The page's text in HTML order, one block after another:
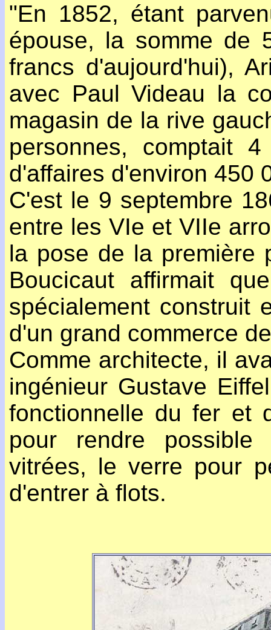
"En 1852, étant
épouse, la somme de
francs d'aujourd'hui),
avec Paul Videau la
magasin de la rive
personnes, comptait
d'affaires d'environ 450
C'est le 9 septembre
entre les VIe et VIIe
la pose de la première
Boucicaut affirmait
spécialement construit
d'un grand commerce
Comme architecte, il
ingénieur Gustave
fonctionnelle du fer et
pour rendre
vitrées, le verre pour
d'entrer à flots.